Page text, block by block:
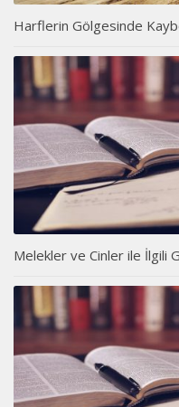
Harflerin Gölgesinde
Melekler ve Cinler ile İlgili